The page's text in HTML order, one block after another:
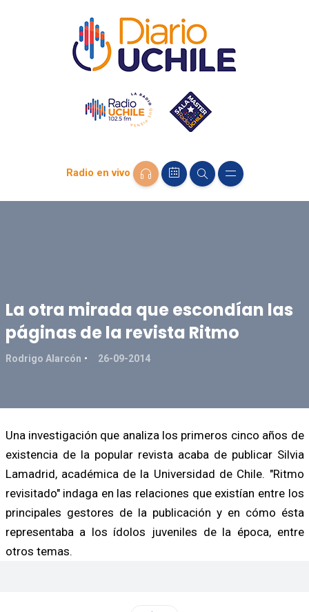
Radio en vivo
La otra mirada que escondían las
páginas de la revista Ritmo
Rodrigo Alarcón 26-09-2014
Una investigación que analiza los primeros cinco años de
existencia de la popular revista acaba de publicar Silvia
Lamadrid, académica de la Universidad de Chile. "Ritmo
revisitado" indaga en las relaciones que existían entre los
principales gestores de la publicación y en cómo ésta
representaba a los ídolos juveniles de la época, entre
otros temas.